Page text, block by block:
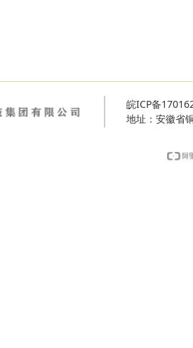
皖ICP备
地址：安徽省